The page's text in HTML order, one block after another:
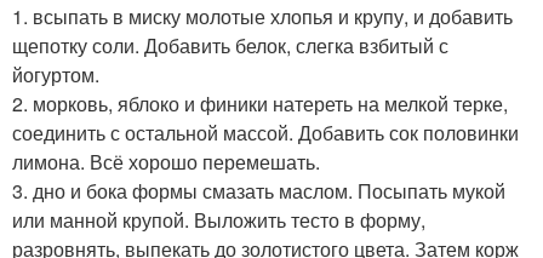
1. всыпать в миску молотые хлопья и крупу, и добавить
щепотку соли. Добавить белок, слегка взбитый с
йогуртом.
2. морковь, яблоко и финики натереть на мелкой терке,
соединить с остальной массой. Добавить сок половинки
лимона. Всё хорошо перемешать.
3. дно и бока формы смазать маслом. Посыпать мукой
или манной крупой. Выложить тесто в форму,
разровнять, выпекать до золотистого цвета. Затем корж